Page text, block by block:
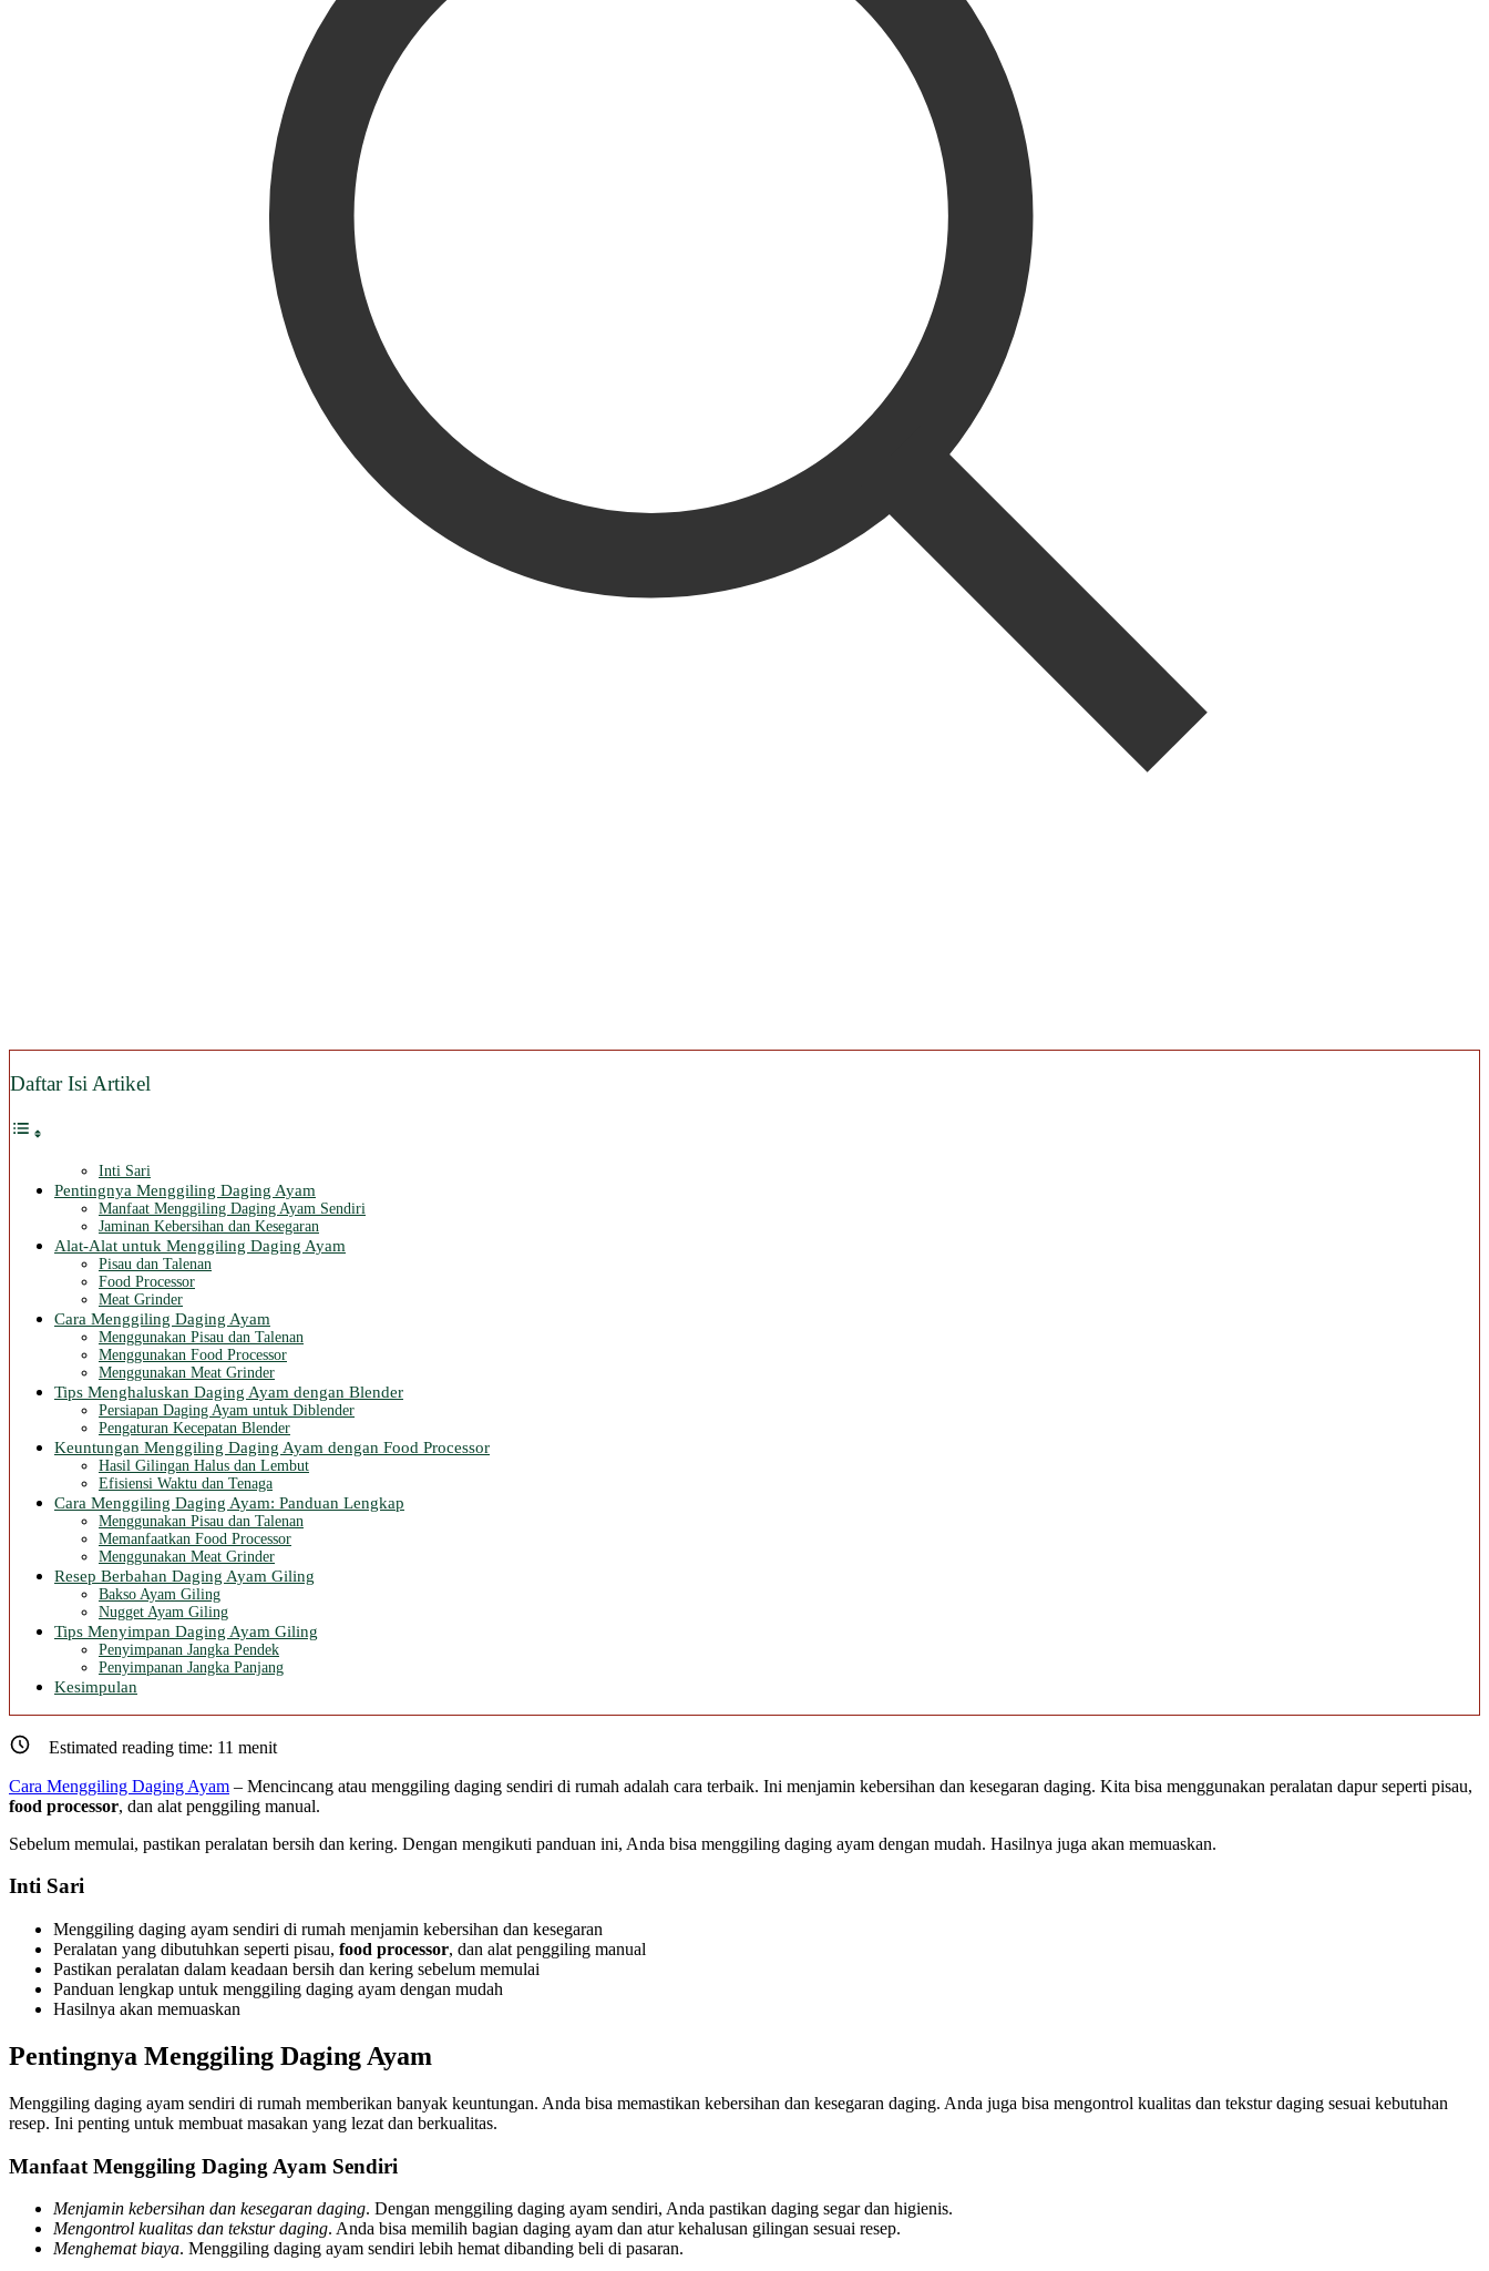
Daftar Isi Artikel
Inti Sari
Pentingnya Menggiling Daging Ayam
Manfaat Menggiling Daging Ayam Sendiri
Jaminan Kebersihan dan Kesegaran
Alat-Alat untuk Menggiling Daging Ayam
Pisau dan Talenan
Food Processor
Meat Grinder
Cara Menggiling Daging Ayam
Menggunakan Pisau dan Talenan
Menggunakan Food Processor
Menggunakan Meat Grinder
Tips Menghaluskan Daging Ayam dengan Blender
Persiapan Daging Ayam untuk Diblender
Pengaturan Kecepatan Blender
Keuntungan Menggiling Daging Ayam dengan Food Processor
Hasil Gilingan Halus dan Lembut
Efisiensi Waktu dan Tenaga
Cara Menggiling Daging Ayam: Panduan Lengkap
Menggunakan Pisau dan Talenan
Memanfaatkan Food Processor
Menggunakan Meat Grinder
Resep Berbahan Daging Ayam Giling
Bakso Ayam Giling
Nugget Ayam Giling
Tips Menyimpan Daging Ayam Giling
Penyimpanan Jangka Pendek
Penyimpanan Jangka Panjang
Kesimpulan
Estimated reading time: 11 menit
Cara Menggiling Daging Ayam – Mencincang atau menggiling daging sendiri di rumah adalah cara terbaik. Ini menjamin kebersihan dan kesegaran daging. Kita bisa menggunakan peralatan dapur seperti pisau,
food processor, dan alat penggiling manual.
Sebelum memulai, pastikan peralatan bersih dan kering. Dengan mengikuti panduan ini, Anda bisa menggiling daging ayam dengan mudah. Hasilnya juga akan memuaskan.
Inti Sari
Menggiling daging ayam sendiri di rumah menjamin kebersihan dan kesegaran
Peralatan yang dibutuhkan seperti pisau, food processor, dan alat penggiling manual
Pastikan peralatan dalam keadaan bersih dan kering sebelum memulai
Panduan lengkap untuk menggiling daging ayam dengan mudah
Hasilnya akan memuaskan
Pentingnya Menggiling Daging Ayam
Menggiling daging ayam sendiri di rumah memberikan banyak keuntungan. Anda bisa memastikan kebersihan dan kesegaran daging. Anda juga bisa mengontrol kualitas dan tekstur daging sesuai kebutuhan
resep. Ini penting untuk membuat masakan yang lezat dan berkualitas.
Manfaat Menggiling Daging Ayam Sendiri
Menjamin kebersihan dan kesegaran daging. Dengan menggiling daging ayam sendiri, Anda pastikan daging segar dan higienis.
Mengontrol kualitas dan tekstur daging. Anda bisa memilih bagian daging ayam dan atur kehalusan gilingan sesuai resep.
Menghemat biaya. Menggiling daging ayam sendiri lebih hemat dibanding beli di pasaran.